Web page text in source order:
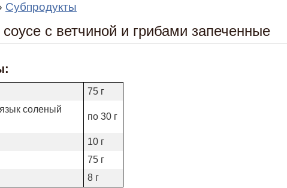
Субпродукты
с ветчиной и грибами запеченные
75 г
соленый
по 30 г
10 г
75 г
8 г